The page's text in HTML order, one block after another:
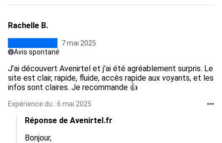
Rachelle B.
7 mai 2025
Avis spontané
J’ai découvert Avenirtel et j’ai été agréablement surpris. Le
site est clair, rapide, fluide, accès rapide aux voyants, et les
infos sont claires. Je recommande 👍
Expérience du : 6 mai 2025
Réponse de Avenirtel.fr
Bonjour,